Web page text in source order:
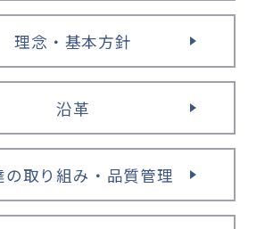
理念・基本方針
沿革
の取り組み・品質管理